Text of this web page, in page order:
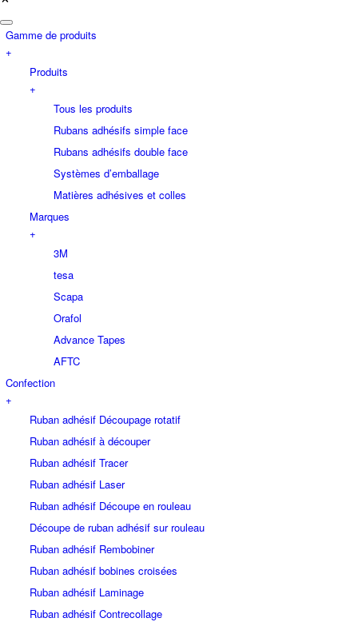
Gamme de produits
+
Produits
+
Tous les produits
Rubans adhésifs simple face
Rubans adhésifs double face
Systèmes d’emballage
Matières adhésives et colles
Marques
+
3M
tesa
Scapa
Orafol
Advance Tapes
AFTC
Confection
+
Ruban adhésif Découpage rotatif
Ruban adhésif à découper
Ruban adhésif Tracer
Ruban adhésif Laser
Ruban adhésif Découpe en rouleau
Découpe de ruban adhésif sur rouleau
Ruban adhésif Rembobiner
Ruban adhésif bobines croisées
Ruban adhésif Laminage
Ruban adhésif Contrecollage